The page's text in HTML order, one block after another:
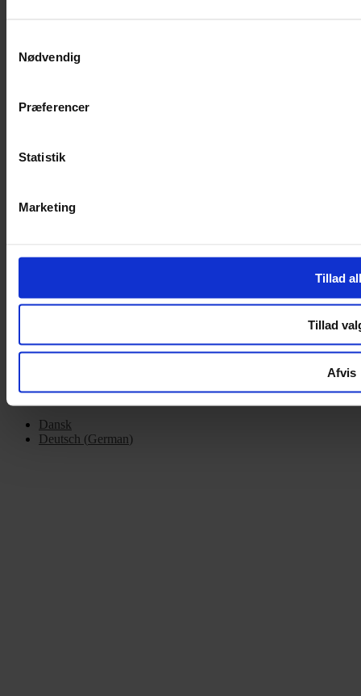
Nødvendig
Præferencer
Statistik
Marketing
Tillad
Tillad
Afvis
Handelsbetingelser
Handelsbetingelser
Om Yarn Every Wear
Mandag – Fredag 10:00 – 17:30
Copyright © 2022.Design & hosting by Webhuset Ballum ApS
Dansk
Deutsch (German)